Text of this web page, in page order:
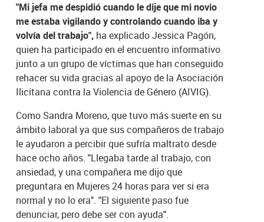
"Mi jefa me despidió cuando le dije que mi novio
me estaba vigilando y controlando cuando iba y
volvía del trabajo", ha explicado Jessica Pagón,
quien ha participado en el encuentro informativo
junto a un grupo de víctimas que han conseguido
rehacer su vida gracias al apoyo de la Asociación
Ilicitana contra la Violencia de Género (AIVIG).
Como Sandra Moreno, que tuvo más suerte en su
ámbito laboral ya que sus compañeros de trabajo
le ayudaron a percibir que sufría maltrato desde
hace ocho años. "Llegaba tarde al trabajo, con
ansiedad, y una compañera me dijo que
preguntara en Mujeres 24 horas para ver si era
normal y no lo era". "El siguiente paso fue
denunciar, pero debe ser con ayuda".